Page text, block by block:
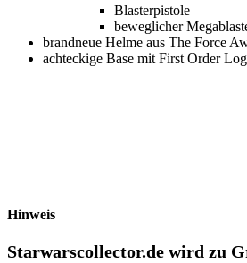
Blasterpistole
beweglicher
brandneue Helme aus The Force
achteckige Base mit First Order
Hinweis
Starwarscollector.de wird zu